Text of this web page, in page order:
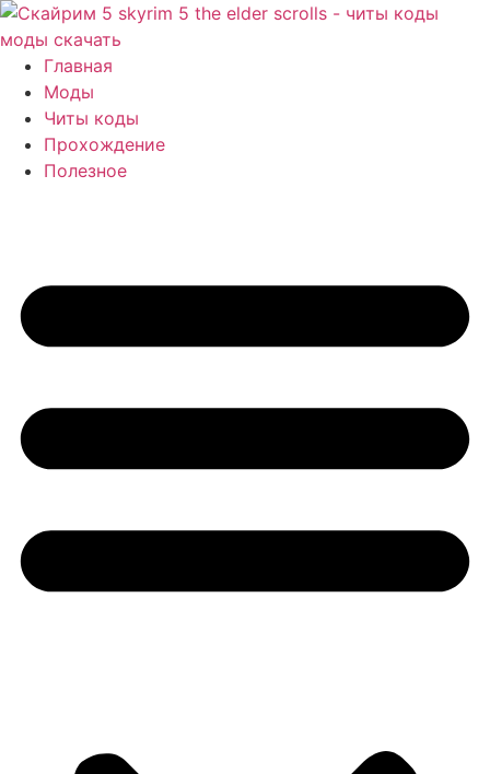
Перейти
к
содержимому
Главная
Моды
Читы коды
Прохождение
Полезное